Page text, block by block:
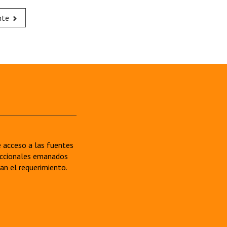
acceso a las fuentes
emanados
el requerimiento.